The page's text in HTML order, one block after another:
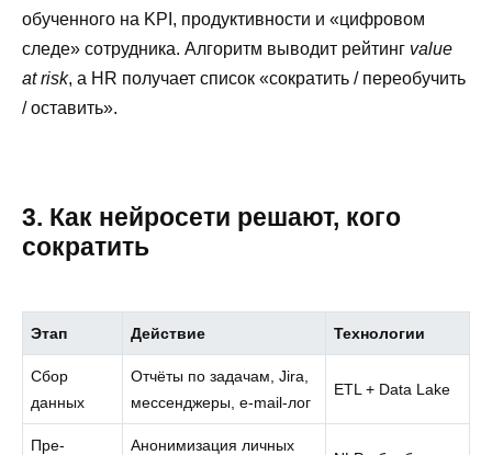
обученного на KPI, продуктивности и «цифровом
следе» сотрудника. Алгоритм выводит рейтинг value
at risk, а HR получает список «сократить / переобучить
/ оставить».
3. Как нейросети решают, кого
сократить
Этап Действие Технологии
Сбор
данных
Отчёты по задачам, Jira,
мессенджеры, e-mail-лог
ETL + Data Lake
Пре-
Анонимизация личных